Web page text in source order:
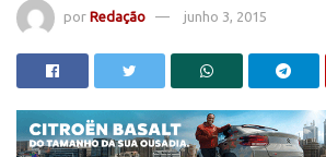
por Redação junho 3, 2015